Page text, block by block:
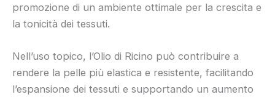
promozione di un ambiente ottimale per la crescita e
la tonicità dei tessuti.
Nell’uso topico, l’Olio di Ricino può contribuire a
rendere la pelle più elastica e resistente, facilitando
l’espansione dei tessuti e supportando un aumento